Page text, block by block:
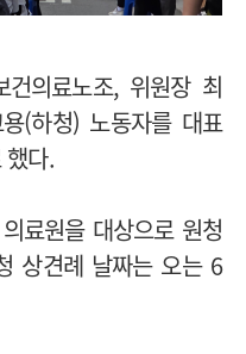
건의료노조, 위원장 최
(하청) 노동자를 대표
다.
료원을 대상으로 원청
상견례 날짜는 오는 6